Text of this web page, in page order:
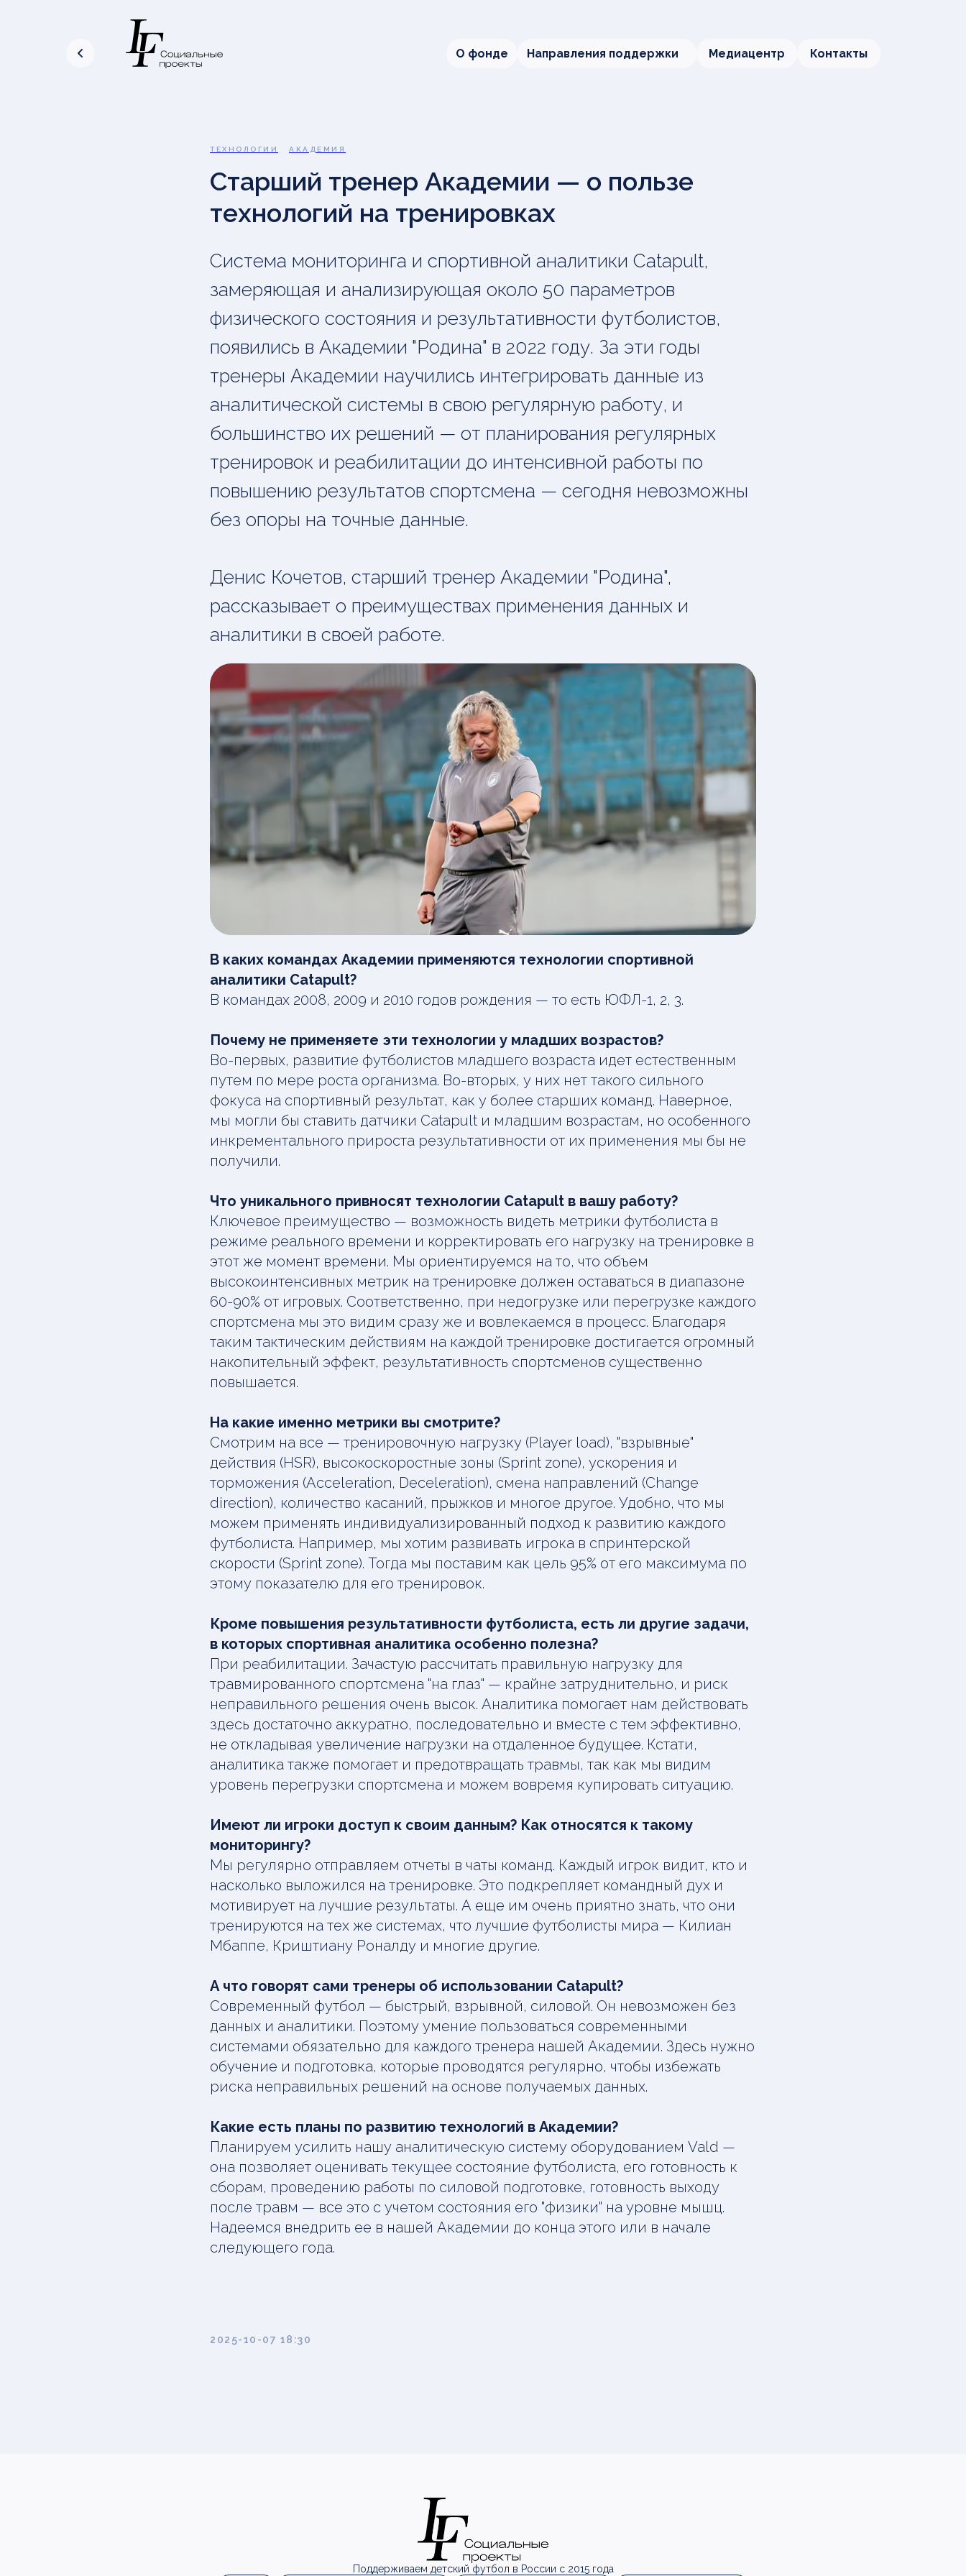
О фонде Направления поддержки Медиацентр Контакты
ТЕХНОЛОГИИ АКАДЕМИЯ
Старший тренер Академии — о пользе
технологий на тренировках
Система мониторинга и спортивной аналитики Catapult,
замеряющая и анализирующая около 50 параметров
физического состояния и результативности футболистов,
появились в Академии "Родина" в 2022 году. За эти годы
тренеры Академии научились интегрировать данные из
аналитической системы в свою регулярную работу, и
большинство их решений — от планирования регулярных
тренировок и реабилитации до интенсивной работы по
повышению результатов спортсмена — сегодня невозможны
без опоры на точные данные.
Денис Кочетов, старший тренер Академии "Родина",
рассказывает о преимуществах применения данных и
аналитики в своей работе.
В каких командах Академии применяются технологии спортивной
аналитики Catapult?
В командах 2008, 2009 и 2010 годов рождения — то есть ЮФЛ-1, 2, 3.
Почему не применяете эти технологии у младших возрастов?
Во-первых, развитие футболистов младшего возраста идет естественным
путем по мере роста организма. Во-вторых, у них нет такого сильного
фокуса на спортивный результат, как у более старших команд. Наверное,
мы могли бы ставить датчики Catapult и младшим возрастам, но особенного
инкрементального прироста результативности от их применения мы бы не
получили.
Что уникального привносят технологии Catapult в вашу работу?
Ключевое преимущество — возможность видеть метрики футболиста в
режиме реального времени и корректировать его нагрузку на тренировке в
этот же момент времени. Мы ориентируемся на то, что объем
высокоинтенсивных метрик на тренировке должен оставаться в диапазоне
60-90% от игровых. Соответственно, при недогрузке или перегрузке каждого
спортсмена мы это видим сразу же и вовлекаемся в процесс. Благодаря
таким тактическим действиям на каждой тренировке достигается огромный
накопительный эффект, результативность спортсменов существенно
повышается.
На какие именно метрики вы смотрите?
Смотрим на все — тренировочную нагрузку (Player load), "взрывные"
действия (HSR), высокоскоростные зоны (Sprint zone), ускорения и
торможения (Acceleration, Deceleration), смена направлений (Change
direction), количество касаний, прыжков и многое другое. Удобно, что мы
можем применять индивидуализированный подход к развитию каждого
футболиста. Например, мы хотим развивать игрока в спринтерской
скорости (Sprint zone). Тогда мы поставим как цель 95% от его максимума по
этому показателю для его тренировок.
Кроме повышения результативности футболиста, есть ли другие задачи,
в которых спортивная аналитика особенно полезна?
При реабилитации. Зачастую рассчитать правильную нагрузку для
травмированного спортсмена "на глаз" — крайне затруднительно, и риск
неправильного решения очень высок. Аналитика помогает нам действовать
здесь достаточно аккуратно, последовательно и вместе с тем эффективно,
не откладывая увеличение нагрузки на отдаленное будущее. Кстати,
аналитика также помогает и предотвращать травмы, так как мы видим
уровень перегрузки спортсмена и можем вовремя купировать ситуацию.
Имеют ли игроки доступ к своим данным? Как относятся к такому
мониторингу?
Мы регулярно отправляем отчеты в чаты команд. Каждый игрок видит, кто и
насколько выложился на тренировке. Это подкрепляет командный дух и
мотивирует на лучшие результаты. А еще им очень приятно знать, что они
тренируются на тех же системах, что лучшие футболисты мира — Килиан
Мбаппе, Криштиану Роналду и многие другие.
А что говорят сами тренеры об использовании Catapult?
Современный футбол — быстрый, взрывной, силовой. Он невозможен без
данных и аналитики. Поэтому умение пользоваться современными
системами обязательно для каждого тренера нашей Академии. Здесь нужно
обучение и подготовка, которые проводятся регулярно, чтобы избежать
риска неправильных решений на основе получаемых данных.
Какие есть планы по развитию технологий в Академии?
Планируем усилить нашу аналитическую систему оборудованием Vald —
она позволяет оценивать текущее состояние футболиста, его готовность к
сборам, проведению работы по силовой подготовке, готовность выходу
после травм — все это с учетом состояния его "физики" на уровне мышц.
Надеемся внедрить ее в нашей Академии до конца этого или в начале
следующего года.
2025-10-07 18:30
Поддерживаем детский футбол в России с 2015 года